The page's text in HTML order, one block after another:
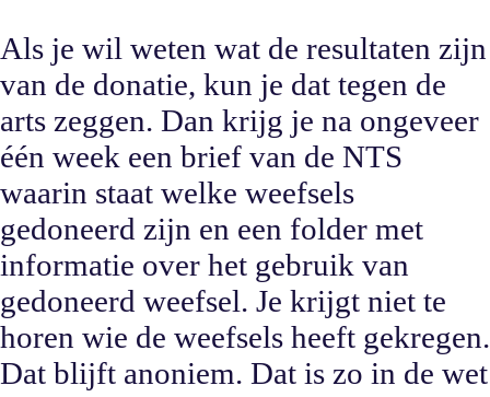
Als je wil weten wat de resultaten zijn
van de donatie, kun je dat tegen de
arts zeggen. Dan krijg je na ongeveer
één week een brief van de NTS
waarin staat welke weefsels
gedoneerd zijn en een folder met
informatie over het gebruik van
gedoneerd weefsel. Je krijgt niet te
horen wie de weefsels heeft gekregen.
Dat blijft anoniem. Dat is zo in de wet